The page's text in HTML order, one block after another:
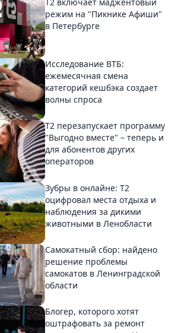
режим на "Пикнике Афиши"
в Петербурге
Исследование ВТБ:
ежемесячная смена
категорий кешбэка создает
волны спроса
Т2 перезапускает программу
"Выгодно вместе" – теперь и
для абонентов других
операторов
Зубры в онлайне: Т2
оцифровал места отдыха и
наблюдения за дикими
животными в Ленобласти
Самокатный сбор: найдено
решение проблемы
самокатов в Ленинградской
области
Блогер, которого хотят
оштрафовать за ремонт